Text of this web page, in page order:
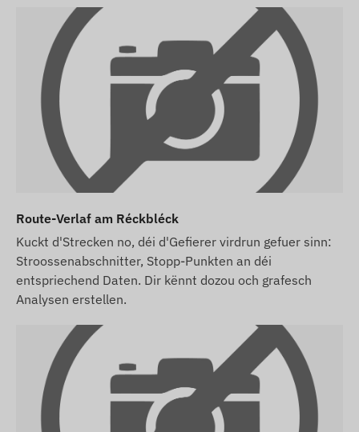
sinn. Den Hiersteller behält sech d'Recht vir,
verschidde Parameteren oder d'Verpakung vum
Produkt ouni Viravis ze änneren -
d'Aktualiséierung vun den Donnéeën op eiser
Websäit geschitt no der Erkennung an der
Evaluatioun vun den Ännerungen.
Route-Verlaf am Réckbléck
Kuckt d'Strecken no, déi d'Gefierer virdrun gefuer sinn:
Stroossenabschnitter, Stopp-Punkten an déi
entspriechend Daten. Dir kënnt dozou och grafesch
Analysen erstellen.